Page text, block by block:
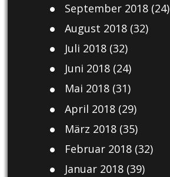
September 2018(24)
August 2018(32)
Juli 2018(32)
Juni 2018(24)
Mai 2018(31)
April 2018(29)
März 2018(35)
Februar 2018(32)
Januar 2018(39)